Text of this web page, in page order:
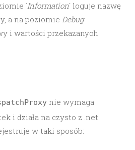
`Information` loguje nazwę
a na poziomie Debug
i wartości przekazanych
nie wymaga
i działa na czysto z .net.
w taki sposób: